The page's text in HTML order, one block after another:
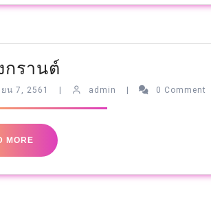
กรานต์
น 7, 2561 admin 0 Comment
MORE